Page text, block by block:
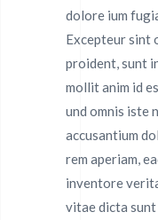
dolore ium
Excepteur sint
proident, sunt
mollit anim id
und omnis iste
accusantium
rem aperiam,
inventore
vitae dicta sunt